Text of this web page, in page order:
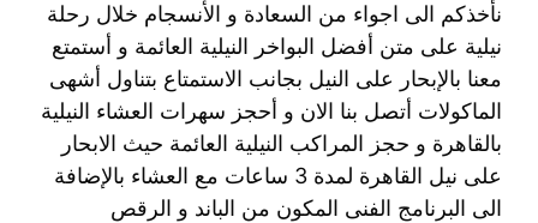
نأخذكم الى اجواء من السعادة و الأنسجام خلال رحلة
نيلية على متن أفضل البواخر النيلية العائمة و أستمتع
معنا بالإبحار على النيل بجانب الاستمتاع بتناول أشهى
الماكولات أتصل بنا الان و أحجز سهرات العشاء النيلية
بالقاهرة و حجز المراكب النيلية العائمة حيث الابحار
على نيل القاهرة لمدة 3 ساعات مع العشاء بالإضافة
الى البرنامج الفنى المكون من الباند و الرقص